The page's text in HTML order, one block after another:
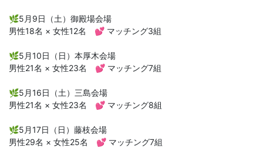
🌿5月9日（土）御殿場会場
男性18名 × 女性12名 💕 マッチング3組
🌿5月10日（日）本厚木会場
男性21名 × 女性23名 💕 マッチング7組
🌿5月16日（土）三島会場
男性21名 × 女性23名 💕 マッチング8組
🌿5月17日（日）藤枝会場
男性29名 × 女性25名 💕 マッチング7組